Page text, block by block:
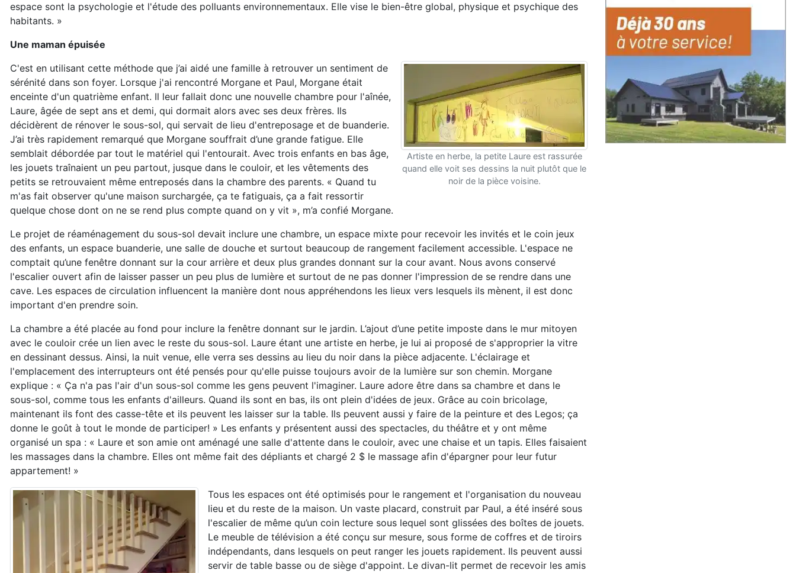
espace sont la psychologie et l'étude des polluants environnementaux. Elle vise le bien-être global, physique et psychique des
habitants. »
Une maman épuisée
Artiste en herbe, la petite Laure est rassurée
quand elle voit ses dessins la nuit plutôt que le
noir de la pièce voisine.
C'est en utilisant cette méthode que j’ai aidé une famille à retrouver un sentiment de
sérénité dans son foyer. Lorsque j'ai rencontré Morgane et Paul, Morgane était
enceinte d'un quatrième enfant. Il leur fallait donc une nouvelle chambre pour l'aînée,
Laure, âgée de sept ans et demi, qui dormait alors avec ses deux frères. Ils
décidèrent de rénover le sous-sol, qui servait de lieu d'entreposage et de buanderie.
J’ai très rapidement remarqué que Morgane souffrait d’une grande fatigue. Elle
semblait débordée par tout le matériel qui l'entourait. Avec trois enfants en bas âge,
les jouets traînaient un peu partout, jusque dans le couloir, et les vêtements des
petits se retrouvaient même entreposés dans la chambre des parents. « Quand tu
m'as fait observer qu'une maison surchargée, ça te fatiguais, ça a fait ressortir
quelque chose dont on ne se rend plus compte quand on y vit », m’a confié Morgane.
Le projet de réaménagement du sous-sol devait inclure une chambre, un espace mixte pour recevoir les invités et le coin jeux
des enfants, un espace buanderie, une salle de douche et surtout beaucoup de rangement facilement accessible. L'espace ne
comptait qu’une fenêtre donnant sur la cour arrière et deux plus grandes donnant sur la cour avant. Nous avons conservé
l'escalier ouvert afin de laisser passer un peu plus de lumière et surtout de ne pas donner l'impression de se rendre dans une
cave. Les espaces de circulation influencent la manière dont nous appréhendons les lieux vers lesquels ils mènent, il est donc
important d'en prendre soin.
La chambre a été placée au fond pour inclure la fenêtre donnant sur le jardin. L’ajout d’une petite imposte dans le mur mitoyen
avec le couloir crée un lien avec le reste du sous-sol. Laure étant une artiste en herbe, je lui ai proposé de s'approprier la vitre
en dessinant dessus. Ainsi, la nuit venue, elle verra ses dessins au lieu du noir dans la pièce adjacente. L'éclairage et
l'emplacement des interrupteurs ont été pensés pour qu'elle puisse toujours avoir de la lumière sur son chemin. Morgane
explique : « Ça n'a pas l'air d'un sous-sol comme les gens peuvent l'imaginer. Laure adore être dans sa chambre et dans le
sous-sol, comme tous les enfants d'ailleurs. Quand ils sont en bas, ils ont plein d'idées de jeux. Grâce au coin bricolage,
maintenant ils font des casse-tête et ils peuvent les laisser sur la table. Ils peuvent aussi y faire de la peinture et des Legos; ça
donne le goût à tout le monde de participer! » Les enfants y présentent aussi des spectacles, du théâtre et y ont même
organisé un spa : « Laure et son amie ont aménagé une salle d'attente dans le couloir, avec une chaise et un tapis. Elles faisaient
les massages dans la chambre. Elles ont même fait des dépliants et chargé 2 $ le massage afin d'épargner pour leur futur
appartement! »
Tous les espaces ont été optimisés pour le rangement et l'organisation du nouveau
lieu et du reste de la maison. Un vaste placard, construit par Paul, a été inséré sous
l'escalier de même qu’un coin lecture sous lequel sont glissées des boîtes de jouets.
Le meuble de télévision a été conçu sur mesure, sous forme de coffres et de tiroirs
indépendants, dans lesquels on peut ranger les jouets rapidement. Ils peuvent aussi
servir de table basse ou de siège d'appoint. Le divan-lit permet de recevoir les amis